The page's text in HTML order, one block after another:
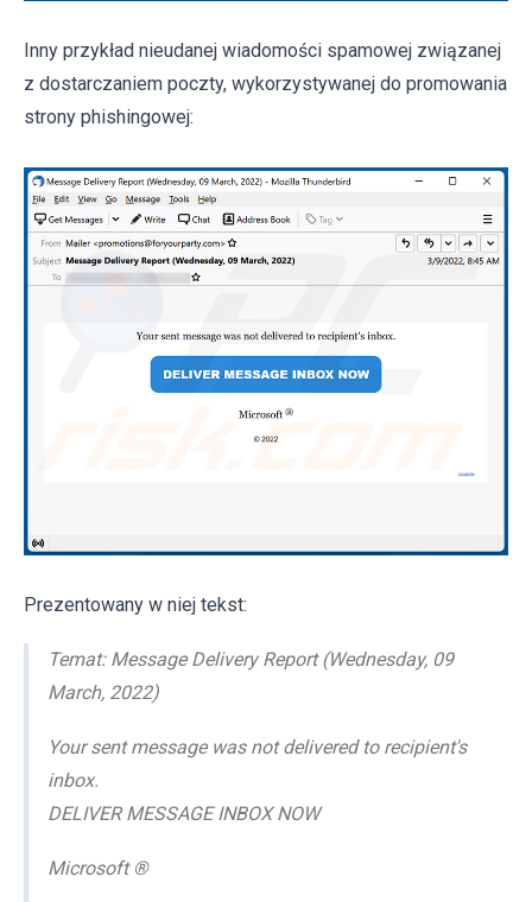
Inny przykład nieudanej wiadomości spamowej związanej
z dostarczaniem poczty, wykorzystywanej do promowania
strony phishingowej:
Prezentowany w niej tekst:
Temat: Message Delivery Report (Wednesday, 09
March, 2022)
Your sent message was not delivered to recipient's
inbox.
DELIVER MESSAGE INBOX NOW
Microsoft ®